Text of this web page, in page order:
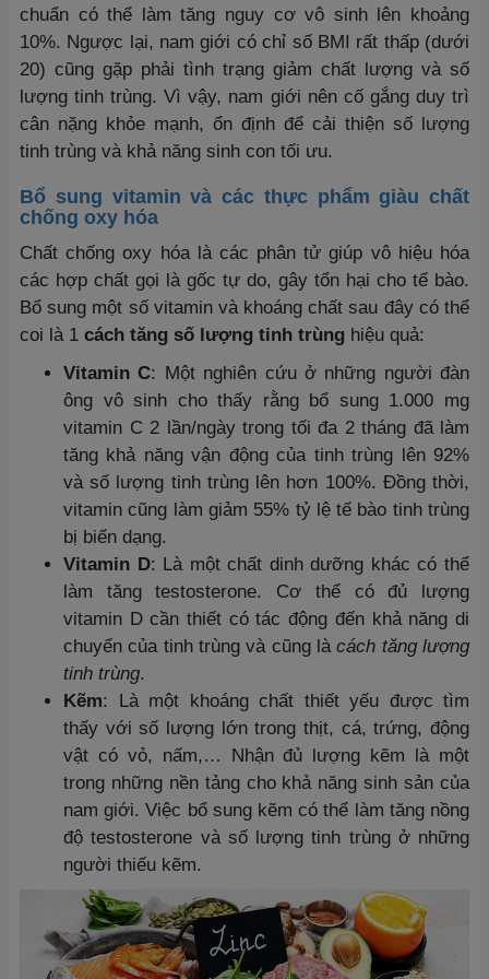
chuẩn có thể làm tăng nguy cơ vô sinh lên khoảng
10%. Ngược lại, nam giới có chỉ số BMI rất thấp (dưới
20) cũng gặp phải tình trạng giảm chất lượng và số
lượng tinh trùng. Vì vậy, nam giới nên cố gắng duy trì
cân nặng khỏe mạnh, ổn định để cải thiện số lượng
tinh trùng và khả năng sinh con tối ưu.
Bổ sung vitamin và các thực phẩm giàu chất
chống oxy hóa
Chất chống oxy hóa là các phân tử giúp vô hiệu hóa
các hợp chất gọi là gốc tự do, gây tổn hại cho tế bào.
Bổ sung một số vitamin và khoáng chất sau đây có thể
coi là 1 cách tăng số lượng tinh trùng hiệu quả:
Vitamin C: Một nghiên cứu ở những người đàn
ông vô sinh cho thấy rằng bổ sung 1.000 mg
vitamin C 2 lần/ngày trong tối đa 2 tháng đã làm
tăng khả năng vận động của tinh trùng lên 92%
và số lượng tinh trùng lên hơn 100%. Đồng thời,
vitamin cũng làm giảm 55% tỷ lệ tế bào tinh trùng
bị biến dạng.
Vitamin D: Là một chất dinh dưỡng khác có thể
làm tăng testosterone. Cơ thể có đủ lượng
vitamin D cần thiết có tác động đến khả năng di
chuyển của tinh trùng và cũng làcách tăng lượng
tinh trùng.
Kẽm: Là một khoáng chất thiết yếu được tìm
thấy với số lượng lớn trong thịt, cá, trứng, động
vật có vỏ, nấm,… Nhận đủ lượng kẽm là một
trong những nền tảng cho khả năng sinh sản của
nam giới. Việc bổ sung kẽm có thể làm tăng nồng
độ testosterone và số lượng tinh trùng ở những
người thiếu kẽm.